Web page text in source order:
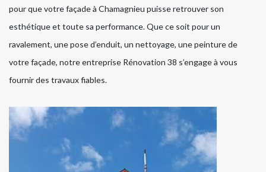
pour que votre façade à Chamagnieu puisse retrouver son
esthétique et toute sa performance. Que ce soit pour un
ravalement, une pose d’enduit, un nettoyage, une peinture de
votre façade, notre entreprise Rénovation 38 s’engage à vous
fournir des travaux fiables.